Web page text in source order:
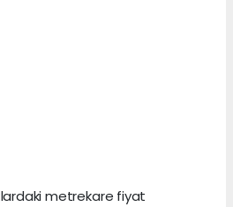
metrekare fiyat